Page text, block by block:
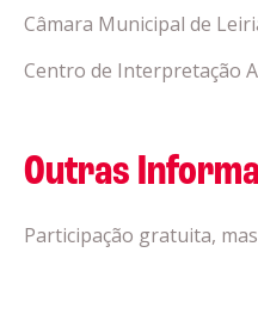
Câmara Municipal de
Centro de Interpretação
Outras
Participação gratuita,